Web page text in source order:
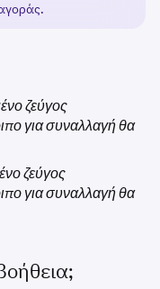
ζεύγος
για συναλλαγή θα
ζεύγος
για συναλλαγή θα